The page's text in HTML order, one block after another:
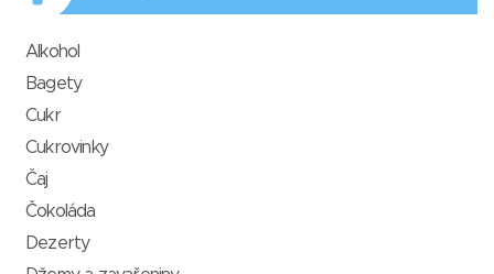
Alkohol
Bagety
Cukr
Cukrovinky
Čaj
Čokoláda
Dezerty